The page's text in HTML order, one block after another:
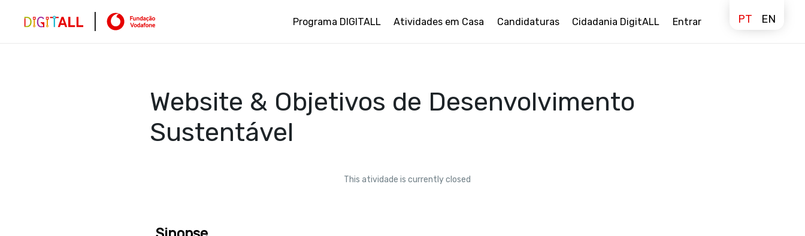
Programa DIGITALL Atividades em Casa Candidaturas Cidadania DigitALL Entrar PT EN
Website & Objetivos de Desenvolvimento
Sustentável
This atividade is currently closed